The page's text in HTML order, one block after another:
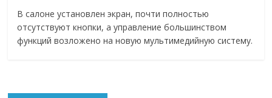
В салоне установлен экран, почти полностью
отсутствуют кнопки, а управление большинством
функций возложено на новую мультимедийную систему.